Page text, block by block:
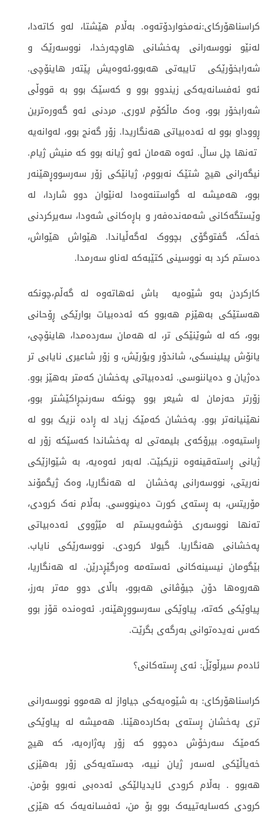
کراسناهۆرکای:نەمخواردۆتەوە. بەڵام هێشتا، لەو کاتەدا،
لەنێو نووسەرانی پەخشانی هاوچەرخدا، نووسەرێک و
شەرابخۆرێکی تایبەتی هەبوو،ئەوەیش پێتەر هاینۆچی.
ئەو ئەفسانەیەکی زیندوو بوو و کەسێک بوو بە قووڵی
شەرابخۆر بوو، وەک ماڵکۆم لاوری. مردنی ئەو گەورەترین
ڕووداو بوو لە ئەدەبیاتی هەنگاریدا. زۆر گەنج بوو، لەوانەیە
تەنها چل ساڵ. ئەوە هەمان ئەو ژیانە بوو کە منیش ژیام.
نیگەرانی هیچ شتێک نەبووم، ژیانێکی زۆر سەرسووڕهێنەر
بوو، هەمیشە لە گواستنەوەدا لەنێوان دوو شاردا، لە
وێستگەکانی شەمەندەفەر و باڕەکانی شەودا، سەیرکردنی
خەڵک، گفتوگۆی بچووک لەگەڵیاندا. هێواش هێواش،
دەستم کرد بە نووسینی کتێبەکە لەناو سەرمدا.
کارکردن بەو شێوەیە باش ئەهاتەوە لە گەڵم،چونکە
هەستێکی بەهێزم هەبوو کە ئەدەبیات بوارێکی ڕۆحانی
بوو، کە لە شوێنێکی تر، لە هەمان سەردەمدا، هاینۆچی،
یانۆش پیلینسکی، شاندۆر ویۆرێش، و زۆر شاعیری نایابی تر
دەژیان و دەیاننوسی. ئەدەبیاتی پەخشان کەمتر بەهێز بوو.
زۆرتر حەزمان لە شیعر بوو چونکە سەرنجڕاکێشتر بوو،
نهێنیانەتر بوو. پەخشان کەمێک زیاد لە ڕادە نزیک بوو لە
ڕاستیەوە. بیرۆکەی بلیمەتی لە پەخشاندا کەسێکە زۆر لە
ژیانی ڕاستەقینەوە نزیکبێت. لەبەر ئەوەیە، بە شێوازێکی
نەریتی، نووسەرانی پەخشان لە هەنگاریا، وەک ژیگمۆند
مۆریتس، بە ڕستەی کورت دەینووسی. بەڵام نەک کرودی،
تەنها نووسەری خۆشەویستم لە مێژووی ئەدەبیاتی
پەخشانی هەنگاریا. گیولا کرودی. نووسەرێکی نایاب.
بێگومان نیسینەکانی ئەستەمە وەرگێڕدرێن. لە هەنگاریا،
هەروەها دۆن جیۆڤانی هەبوو، باڵای دوو مەتر بەرز،
پیاوێکی کەتە، پیاوێکی سەرسووڕهێنەر. ئەوەندە قۆز بوو
کەس نەیدەتوانی بەرگەی بگرێت.
ئادەم سیرڵوێڵ: ئەی ڕستەکانی؟
کراسناهۆرکای: بە شێوەیەکی جیاواز لە هەموو نووسەرانی
تری پەخشان ڕستەی بەکاردەهێنا. هەمیشە لە پیاوێکی
کەمێک سەرخۆش دەچوو کە زۆر پەژارەیە، کە هیچ
خەیاڵێکی لەسەر ژیان نییە، جەستەیەکی زۆر بەهێزی
هەبوو . بەڵام کرودی ئایدیالێکی ئەدەبی نەبوو بۆمن.
کرودی کەسایەتییەک بوو بۆ من، ئەفسانەیەک کە هێزی